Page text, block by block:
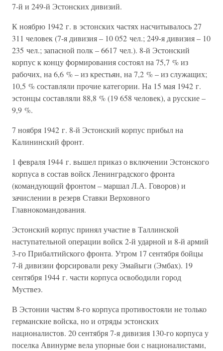
7-й и 249-й Эстонских дивизий.
К ноябрю 1942 г. в эстонских частях насчитывалось 27
311 человек (7-я дивизия – 10 052 чел.; 249-я дивизия – 10
235 чел.; запасной полк – 6617 чел.). 8-й Эстонский
корпус к концу формирования состоял на 75,7 % из
рабочих, на 6,6 % – из крестьян, на 7,2 % – из служащих;
10,5 % составляли прочие категории. На 15 мая 1942 г.
эстонцы составляли 88,8 % (19 658 человек), а русские –
9,9 %.
7 ноября 1942 г. 8-й Эстонский корпус прибыл на
Калининский фронт.
1 февраля 1944 г. вышел приказ о включении Эстонского
корпуса в состав войск Ленинградского фронта
(командующий фронтом – маршал Л.А. Говоров) и
зачислении в резерв Ставки Верховного
Главнокомандования.
Эстонский корпус принял участие в Таллинской
наступательной операции войск 2-й ударной и 8-й армий
3-го Прибалтийского фронта. Утром 17 сентября бойцы
7-й дивизии форсировали реку Эмайыги (Эмбах). 19
сентября 1944 г. части корпуса освободили город
Муствеэ.
В Эстонии частям 8-го корпуса противостояли не только
германские войска, но и отряды эстонских
националистов. 20 сентября 7-я дивизия 130-го корпуса у
поселка Авинурме вела упорные бои с националистами,